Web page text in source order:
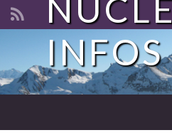
Search for:
INFOS